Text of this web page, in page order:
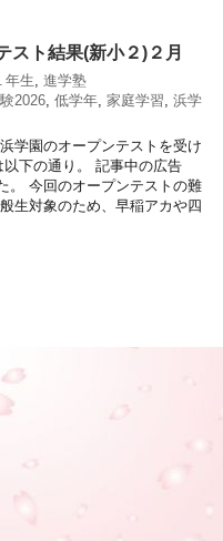
スト結果(新小２)２月
年生, 進学塾
2026, 低学年, 家庭学習, 浜学
学園のオープンテストを受け
下の通り。 記事中の広告
。 今回のオープンテストの難
生対象のため、早稲アカや四